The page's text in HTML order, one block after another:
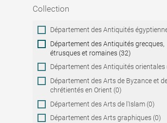
Collection
Collection
Département des Antiquités
Département des Antiquités grecques,
étrusques et romaines (32)
Département des Antiquités orientales
Département des Arts de Byzance et
chrétientés en Orient (0)
Département des Arts de l'Islam (0)
Département des Arts graphiques (0)